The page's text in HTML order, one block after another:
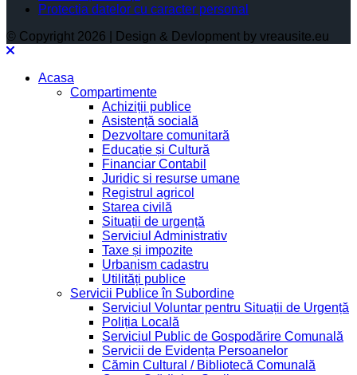
Protectia datelor cu caracter personal
© Copyright 2026 | Design & Devlopment by vreausite.eu
Acasa
Compartimente
Achiziții publice
Asistență socială
Dezvoltare comunitară
Educație și Cultură
Financiar Contabil
Juridic si resurse umane
Registrul agricol
Starea civilă
Situații de urgență
Serviciul Administrativ
Taxe și impozite
Urbanism cadastru
Utilități publice
Servicii Publice în Subordine
Serviciul Voluntar pentru Situații de Urgență
Poliția Locală
Serviciul Public de Gospodărire Comunală
Servicii de Evidența Persoanelor
Cămin Cultural / Bibliotecă Comunală